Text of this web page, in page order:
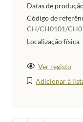
Datas de
Código de
CH/CH0101/
Localização física
Ver registo
Adicionar à